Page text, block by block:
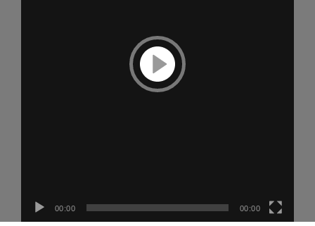
Reproduzir
vídeo
00:00 00:00